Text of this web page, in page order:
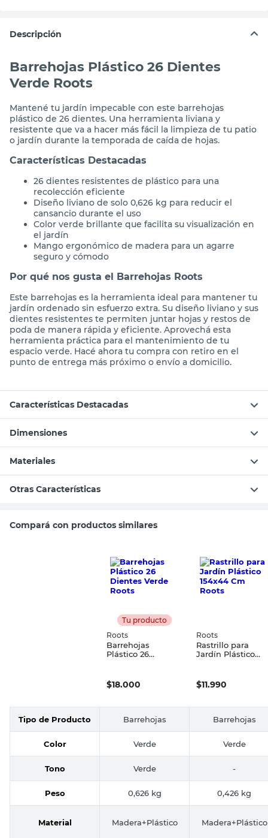
Descripción
Barrehojas Plástico 26 Dientes
Verde Roots
Mantené tu jardín impecable con este barrehojas
plástico de 26 dientes. Una herramienta liviana y
resistente que va a hacer más fácil la limpieza de tu patio
o jardín durante la temporada de caída de hojas.
Características Destacadas
26 dientes resistentes de plástico para una
recolección eficiente
Diseño liviano de solo 0,626 kg para reducir el
cansancio durante el uso
Color verde brillante que facilita su visualización en
el jardín
Mango ergonómico de madera para un agarre
seguro y cómodo
Por qué nos gusta el Barrehojas Roots
Este barrehojas es la herramienta ideal para mantener tu
jardín ordenado sin esfuerzo extra. Su diseño liviano y sus
dientes resistentes te permiten juntar hojas y restos de
poda de manera rápida y eficiente. Aprovechá esta
herramienta práctica para el mantenimiento de tu
espacio verde. Hacé ahora tu compra con retiro en el
punto de entrega más próximo o envío a domicilio.
Características Destacadas
Dimensiones
Materiales
Otras Características
Compará con productos similares
Tu producto
Roots
Barrehojas
Plástico 26
$18.000
Roots
Rastrillo para
Jardín Plástico
$11.990
Tipo de Producto Barrehojas Barrehojas
Color Verde Verde
Tono Verde -
Peso 0,626 kg 0,426 kg
Material Madera+Plástico Madera+Plástico